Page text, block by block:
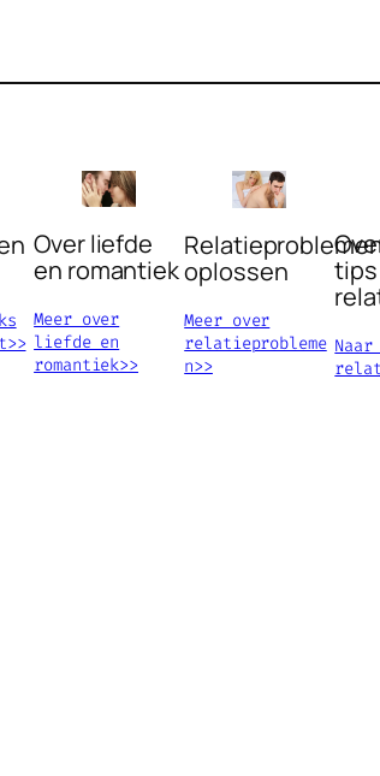
Over liefde
en romantiek
Meer over
liefde en
romantiek>>
oplossen
Meer over
relatieprobleme
n>>
tips